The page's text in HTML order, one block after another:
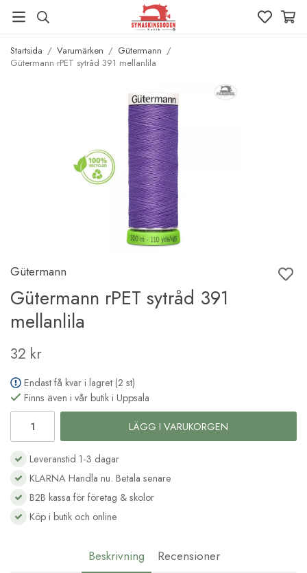
Startsida / Varumärken / Gütermann /
Gütermann rPET sytråd 391 mellanlila
Gütermann
Gütermann rPET sytråd 391
mellanlila
32 kr
Endast få kvar i lagret (2 st)
Finns även i vår butik i Uppsala
LÄGG I VARUKORGEN
Leveranstid 1-3 dagar
KLARNA Handla nu. Betala senare
B2B kassa för företag & skolor
Köp i butik och online
Beskrivning Recensioner